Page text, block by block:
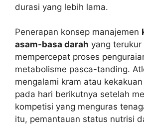
durasi yang lebih lama.
Penerapan konsep manajemen
asam-basa darah yang
mempercepat proses
metabolisme pasca-tanding.
mengalami kram atau
pada hari berikutnya setelah
kompetisi yang menguras
itu, pemantauan status nutrisi